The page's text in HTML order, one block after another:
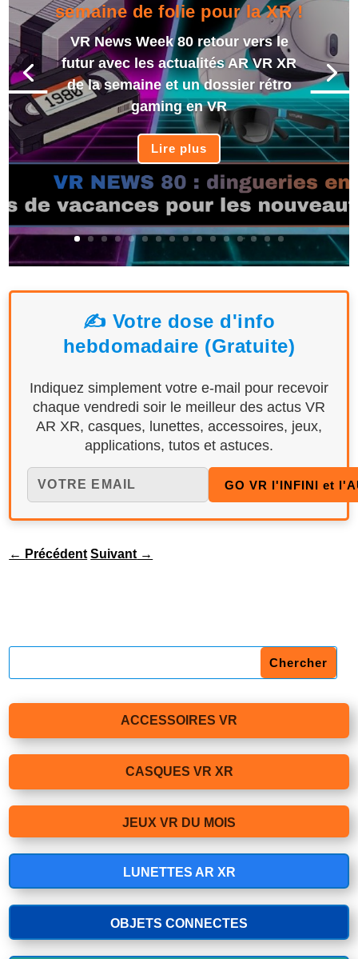
semaine de folie pour la XR !
VR News Week 80 retour vers le
futur avec les actualités AR VR XR
de la semaine et un dossier rétro
gaming en VR
Lire plus
✍️ Votre dose d'info
hebdomadaire (Gratuite)
Indiquez simplement votre e-mail pour recevoir
chaque vendredi soir le meilleur des actus VR
AR XR, casques, lunettes, accessoires, jeux,
applications, tutos et astuces.
← Précédent Suivant →
ACCESSOIRES VR
CASQUES VR XR
JEUX VR DU MOIS
LUNETTES AR XR
OBJETS CONNECTES